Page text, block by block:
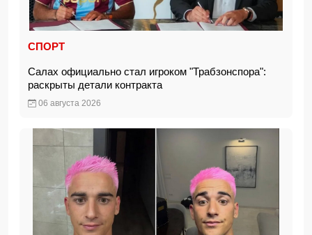
СПОРТ
Салах официально стал игроком "Трабзонспора":
раскрыты детали контракта
06 августа 2026